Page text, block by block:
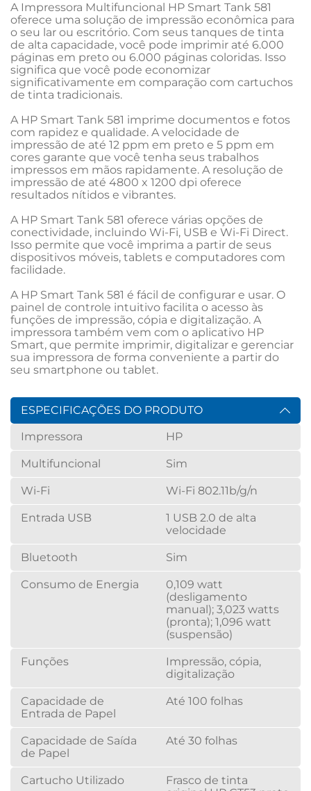
A Impressora Multifuncional HP Smart Tank 581
oferece uma solução de impressão econômica para
o seu lar ou escritório. Com seus tanques de tinta
de alta capacidade, você pode imprimir até 6.000
páginas em preto ou 6.000 páginas coloridas. Isso
significa que você pode economizar
significativamente em comparação com cartuchos
de tinta tradicionais.
A HP Smart Tank 581 imprime documentos e fotos
com rapidez e qualidade. A velocidade de
impressão de até 12 ppm em preto e 5 ppm em
cores garante que você tenha seus trabalhos
impressos em mãos rapidamente. A resolução de
impressão de até 4800 x 1200 dpi oferece
resultados nítidos e vibrantes.
A HP Smart Tank 581 oferece várias opções de
conectividade, incluindo Wi-Fi, USB e Wi-Fi Direct.
Isso permite que você imprima a partir de seus
dispositivos móveis, tablets e computadores com
facilidade.
A HP Smart Tank 581 é fácil de configurar e usar. O
painel de controle intuitivo facilita o acesso às
funções de impressão, cópia e digitalização. A
impressora também vem com o aplicativo HP
Smart, que permite imprimir, digitalizar e gerenciar
sua impressora de forma conveniente a partir do
seu smartphone ou tablet.
ESPECIFICAÇÕES DO PRODUTO
Impressora
HP
Multifuncional Sim
Wi-Fi Wi-Fi 802.11b/g/n
Entrada USB
1 USB 2.0 de alta
velocidade
Bluetooth Sim
Consumo de Energia
0,109 watt
(desligamento
manual); 3,023 watts
(pronta); 1,096 watt
(suspensão)
Funções
Impressão, cópia,
digitalização
Capacidade de
Entrada de Papel
Até 100 folhas
Capacidade de Saída
de Papel
Até 30 folhas
Cartucho Utilizado
Frasco de tinta